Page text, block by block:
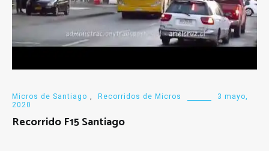
Micros de Santiago , Recorridos de Micros
3 mayo,
2020
Recorrido F15 Santiago